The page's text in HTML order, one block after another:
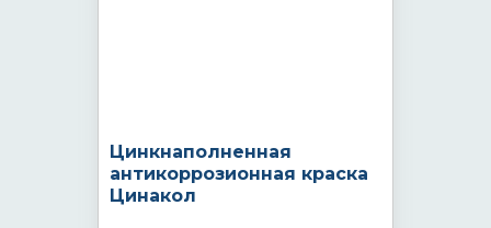
Цинкнаполненная
антикоррозионная краска
Цинакол